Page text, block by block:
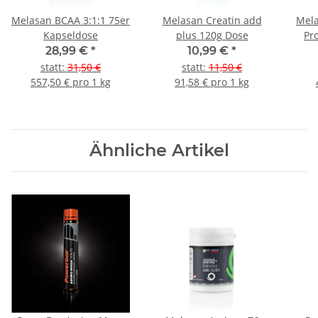
Melasan BCAA 3:1:1 75er
Kapseldose
28,99 € *
statt: 31,50 €
557,50 € pro 1 kg
Melasan Creatin add
plus 120g Dose
10,99 € *
statt: 11,50 €
91,58 € pro 1 kg
Ähnliche Artikel